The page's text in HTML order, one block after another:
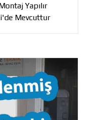
Yapılır
Mevcuttur